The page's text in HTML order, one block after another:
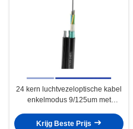
24 kern luchtvezeloptische kabel
enkelmodus 9/125um met
GYTC8S
Krijg Beste Prijs